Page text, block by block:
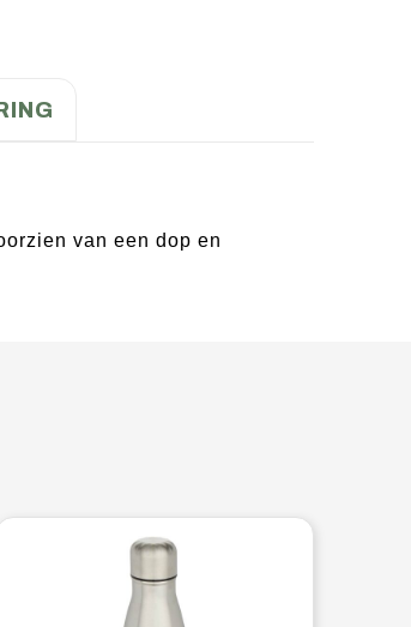
van een dop en